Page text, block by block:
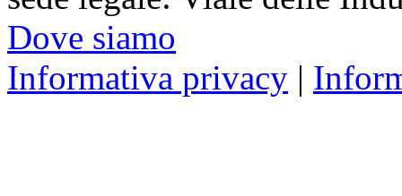
Dove siamo
Informativa privacy |